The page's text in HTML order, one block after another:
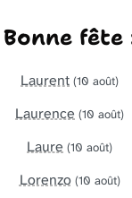
Bonne fête
Laurent (10 août)
Laurence (10 août)
Laure (10 août)
Lorenzo (10 août)